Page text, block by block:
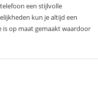
een stijlvolle
kun je altijd een
is op maat gemaakt waardoor